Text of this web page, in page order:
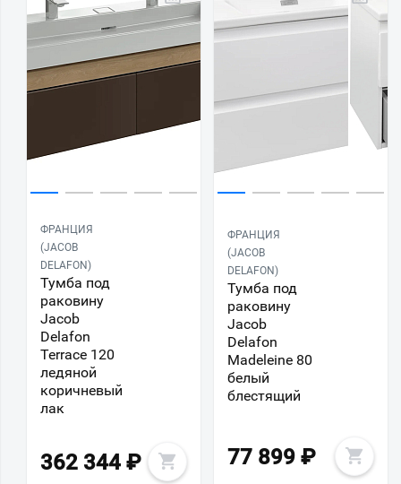
ФРАНЦИЯ
(JACOB
DELAFON)
Тумба под
раковину
Jacob
Delafon
Terrace 120
ледяной
коричневый
лак
362 344 ₽
ФРАНЦИЯ
(JACOB
DELAFON)
Тумба под
раковину
Jacob
Delafon
Madeleine 80
белый
блестящий
77 899 ₽